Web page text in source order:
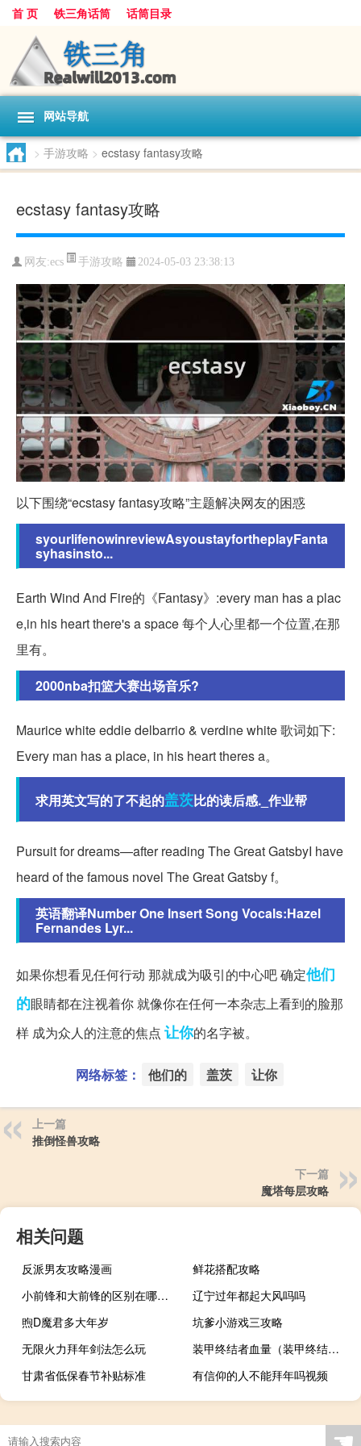
首 页 铁三角话筒 话筒目录
网站导航
> 手游攻略 > ecstasy fantasy攻略
ecstasy fantasy攻略
网友:ecs 手游攻略 2024-05-03 23:38:13
以下围绕“ecstasy fantasy攻略”主题解决网友的困惑
syourlifenowinreviewAsyoustayfortheplayFanta
syhasinsto...
Earth Wind And Fire的《Fantasy》:every man has a plac
e,in his heart there's a space 每个人心里都一个位置,在那
里有。
2000nba扣篮大赛出场音乐?
Maurice white eddie delbarrio & verdine white 歌词如下:
Every man has a place, in his heart theres a。
求用英文写的了不起的盖茨比的读后感._作业帮
Pursuit for dreams—after reading The Great GatsbyI have
heard of the famous novel The Great Gatsby f。
英语翻译Number One Insert Song Vocals:Hazel
Fernandes Lyr...
如果你想看见任何行动 那就成为吸引的中心吧 确定他们
的眼睛都在注视着你 就像你在任何一本杂志上看到的脸那
样 成为众人的注意的焦点 让你的名字被。
网络标签： 他们的 盖茨 让你
上一篇
推倒怪兽攻略
下一篇
魔塔每层攻略
相关问题
反派男友攻略漫画
鲜花搭配攻略
小前锋和大前锋的区别在哪（小前锋和大前锋的区别）
辽宁过年都起大风吗吗
煦D魔君多大年岁
坑爹小游戏三攻略
无限火力拜年剑法怎么玩
装甲终结者血量（装甲终结者）
甘肃省低保春节补贴标准
有信仰的人不能拜年吗视频